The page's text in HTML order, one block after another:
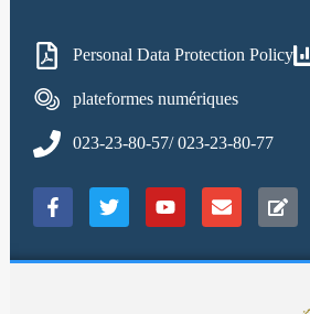
Personal Data Protection Policy
plateformes numériques
023-23-80-57/ 023-23-80-77